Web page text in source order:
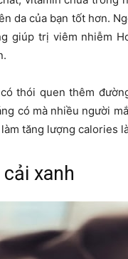
da của bạn tốt hơn.
giúp trị viêm nhiễm
thói quen thêm
có mà nhiều người
tăng lượng calories
xanh